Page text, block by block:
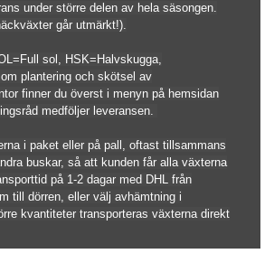
under större delen av hela säsongen.
går utmärkt!).
sol, HSK=Halvskugga,
plantering och skötsel av
finner du överst i menyn på hemsidan
medföljer leveransen.
i paket eller på pall, oftast tillsammans
buskar, så att kunden får alla växterna
på 1-2 dagar med DHL från
till dörren, eller välj avhämtning i
kvantiteter transporteras växterna direkt